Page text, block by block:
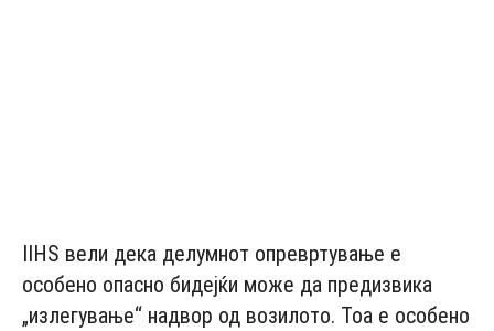
IIHS вели дека делумнот опревртување е
особено опасно бидејќи може да предизвика
„излегување“ надвор од возилото. Тоа е особено